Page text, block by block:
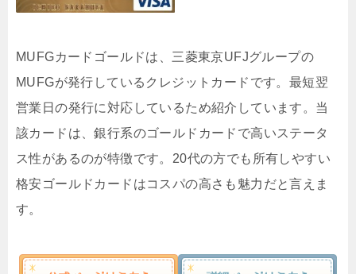
MUFGカードゴールドは、三菱東京UFJグループの
MUFGが発行しているクレジットカードです。最短翌
営業日の発行に対応しているため紹介しています。当
該カードは、銀行系のゴールドカードで高いステータ
ス性があるのが特徴です。20代の方でも所有しやすい
格安ゴールドカードはコスパの高さも魅力だと言えま
す。